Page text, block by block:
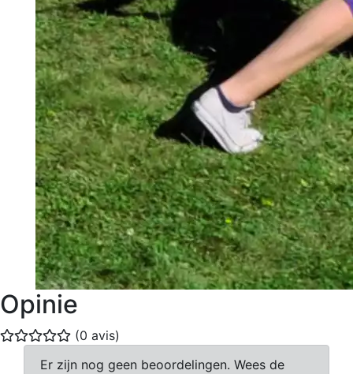
Opinie
(0 avis)
Er zijn nog geen beoordelingen. Wees de